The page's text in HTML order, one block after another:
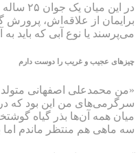
در
برایمان از علاقه‌اش، پرورش
می‌پرسند یا نوع آبی که باید به
چیزهای عجیب و غریب را دوست دارم
سه ماهی هم منتظر ماندم